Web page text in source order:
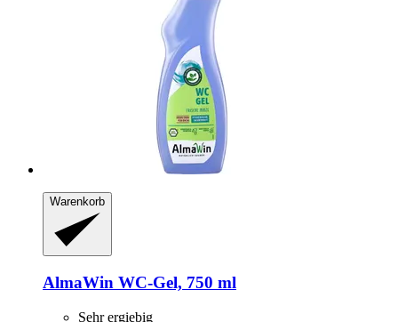
Warenkorb
AlmaWin WC-​Gel, 750 ml
Sehr ergiebig